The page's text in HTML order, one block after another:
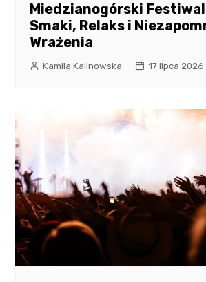
Miedzianogórski
Smaki, Relaks i
Wrażenia
Kamila Kalinowska 17 lipca 2026